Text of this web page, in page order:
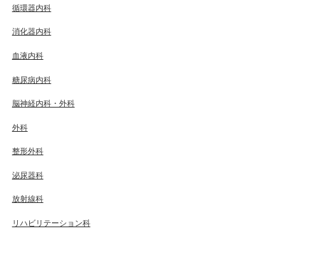
循環器内科
消化器内科
血液内科
糖尿病内科
脳神経内科・外科
外科
整形外科
泌尿器科
放射線科
リハビリテーション科